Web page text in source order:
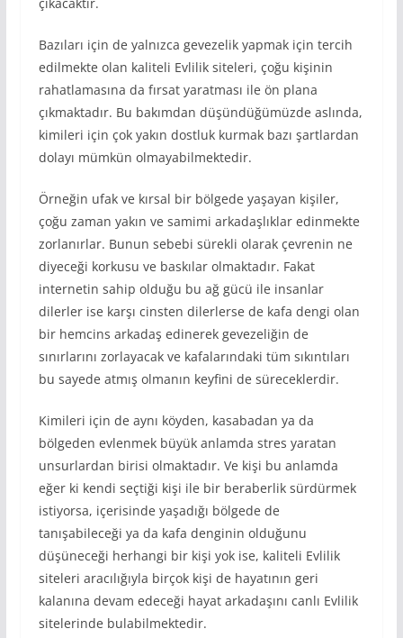
Bazıları için de yalnızca gevezelik yapmak için tercih
edilmekte olan kaliteli Evlilik siteleri, çoğu kişinin
rahatlamasına da fırsat yaratması ile ön plana
çıkmaktadır. Bu bakımdan düşündüğümüzde aslında,
kimileri için çok yakın dostluk kurmak bazı şartlardan
dolayı mümkün olmayabilmektedir.
Örneğin ufak ve kırsal bir bölgede yaşayan kişiler,
çoğu zaman yakın ve samimi arkadaşlıklar edinmekte
zorlanırlar. Bunun sebebi sürekli olarak çevrenin ne
diyeceği korkusu ve baskılar olmaktadır. Fakat
internetin sahip olduğu bu ağ gücü ile insanlar
dilerler ise karşı cinsten dilerlerse de kafa dengi olan
bir hemcins arkadaş edinerek gevezeliğin de
sınırlarını zorlayacak ve kafalarındaki tüm sıkıntıları
bu sayede atmış olmanın keyfini de süreceklerdir.
Kimileri için de aynı köyden, kasabadan ya da
bölgeden evlenmek büyük anlamda stres yaratan
unsurlardan birisi olmaktadır. Ve kişi bu anlamda
eğer ki kendi seçtiği kişi ile bir beraberlik sürdürmek
istiyorsa, içerisinde yaşadığı bölgede de
tanışabileceği ya da kafa denginin olduğunu
düşüneceği herhangi bir kişi yok ise, kaliteli Evlilik
siteleri aracılığıyla birçok kişi de hayatının geri
kalanına devam edeceği hayat arkadaşını canlı Evlilik
sitelerinde bulabilmektedir.